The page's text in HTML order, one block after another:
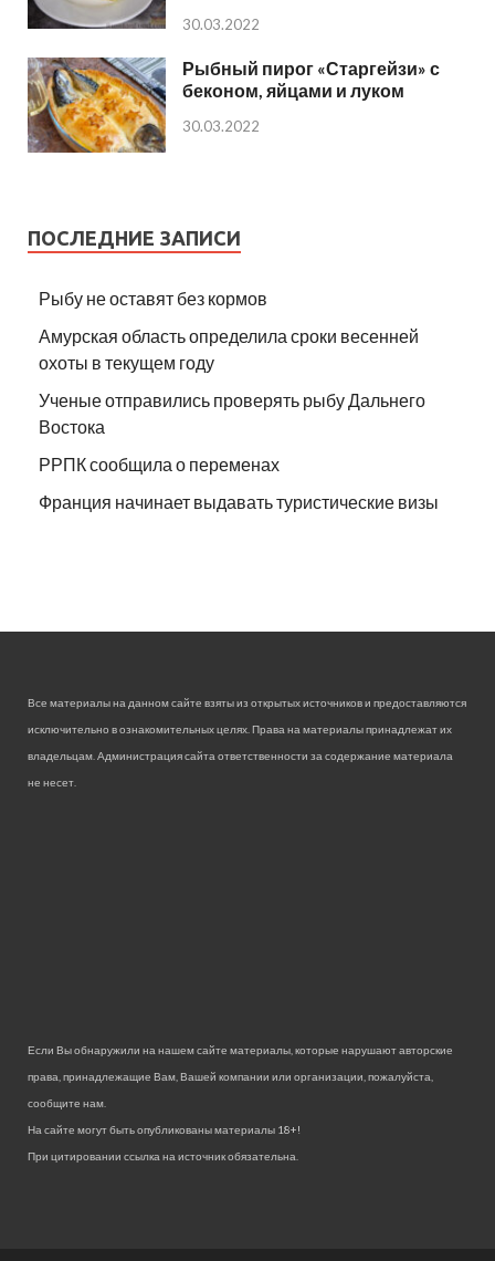
30.03.2022
Рыбный пирог «Старгейзи» с
беконом, яйцами и луком
30.03.2022
ПОСЛЕДНИЕ ЗАПИСИ
Рыбу не оставят без кормов
Амурская область определила сроки весенней
охоты в текущем году
Ученые отправились проверять рыбу Дальнего
Востока
РРПК сообщила о переменах
Франция начинает выдавать туристические визы
Все материалы на данном сайте взяты из открытых источников и предоставляются
исключительно в ознакомительных целях. Права на материалы принадлежат их
владельцам. Администрация сайта ответственности за содержание материала
не несет.
Если Вы обнаружили на нашем сайте материалы, которые нарушают авторские
права, принадлежащие Вам, Вашей компании или организации, пожалуйста,
сообщите нам.
На сайте могут быть опубликованы материалы 18+!
При цитировании ссылка на источник обязательна.